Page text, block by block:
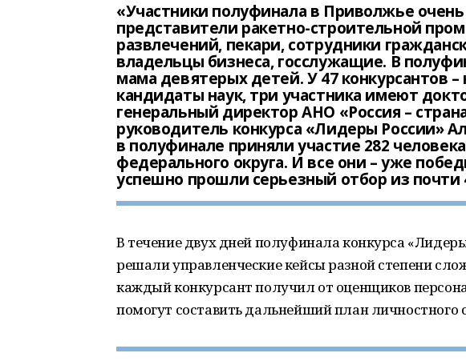
«Участники полуфинала в Приволжье
представители ракетно-строительной
развлечений, пекари, сотрудники
владельцы бизнеса, госслужащие. В
мама девятерых детей. У 47 конкурсантов –
кандидаты наук, три участника имеют
генеральный директор АНО «Россия –
руководитель конкурса «Лидеры России»
в полуфинале приняли участие 282
федерального округа. И все они – уже
успешно прошли серьезный отбор из почти
В течение двух дней полуфинала конкурса
решали управленческие кейсы разной степени
каждый конкурсант получил от оценщиков
помогут составить дальнейший план личностного